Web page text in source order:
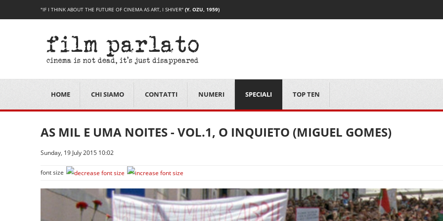
"IF I THINK ABOUT THE FUTURE OF CINEMA AS ART, I SHIVER" (Y. OZU, 1959)
HOME CHI SIAMO CONTATTI NUMERI SPECIALI TOP TEN
AS MIL E UMA NOITES - VOL.1, O INQUIETO (MIGUEL GOMES)
Sunday, 19 July 2015 10:02
font size